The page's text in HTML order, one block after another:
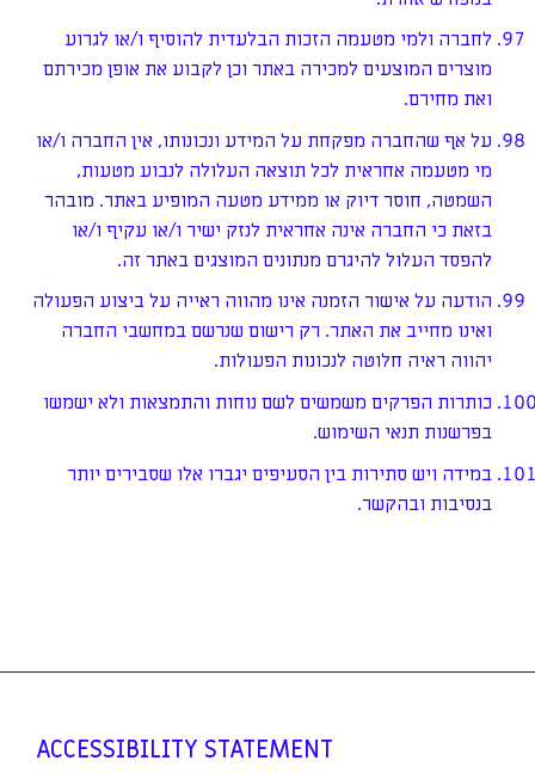
לחברה ולמי מטעמה הזכות הבלעדית להוסיף ו/או לגרוע
מוצרים המוצעים למכירה באתר וכן לקבוע את אופן מכירתם
ואת מחירם.
על אף שהחברה מפקחת על המידע ונכונותו, אין החברה ו/או
מי מטעמה אחראית לכל תוצאה העלולה לנבוע מטעות,
השמטה, חוסר דיוק או ממידע מטעה המופיע באתר. מובהר
בזאת כי החברה אינה אחראית לנזק ישיר ו/או עקיף ו/או
להפסד העלול להיגרם מנתונים המוצגים באתר זה.
הודעה על אישור הזמנה אינו מהווה ראייה על ביצוע הפעולה
ואינו מחייב את האתר. רק רישום שנרשם במחשבי החברה
יהווה ראיה חלוטה לנכונות הפעולות.
כותרות הפרקים משמשים לשם נוחות והתמצאות ולא ישמשו
בפרשנות תנאי השימוש.
במידה ויש סתירות בין הסעיפים יגברו אלו שסבירים יותר
בנסיבות ובהקשר.
ACCESSIBILITY STATEMENT